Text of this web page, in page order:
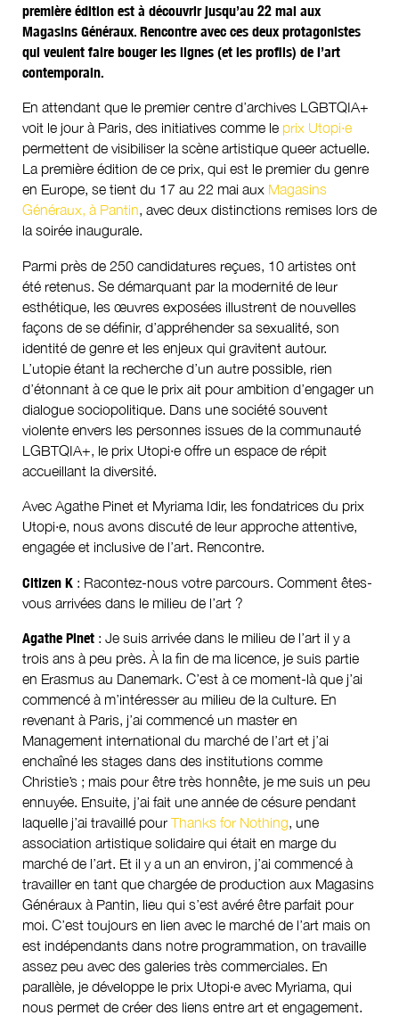
première édition est à découvrir jusqu’au 22 mai aux
Magasins Généraux. Rencontre avec ces deux protagonistes
qui veulent faire bouger les lignes (et les profils) de l’art
contemporain.
En attendant que le premier centre d’archives LGBTQIA+
voit le jour à Paris, des initiatives comme le prix ​​Utopi·e
permettent de visibiliser la scène artistique queer actuelle.
La première édition de ce prix, qui est le premier du genre
en Europe, se tient du 17 au 22 mai aux Magasins
Généraux, à Pantin, avec deux distinctions remises lors de
la soirée inaugurale.
Parmi près de 250 candidatures reçues, 10 artistes ont
été retenus. Se démarquant par la modernité de leur
esthétique, les œuvres exposées illustrent de nouvelles
façons de se définir, d’appréhender sa sexualité, son
identité de genre et les enjeux qui gravitent autour.
L’utopie étant la recherche d’un autre possible, rien
d’étonnant à ce que le prix ait pour ambition d’engager un
dialogue sociopolitique. Dans une société souvent
violente envers les personnes issues de la communauté
LGBTQIA+, le prix ​​Utopi·e offre un espace de répit
accueillant la diversité.
Avec Agathe Pinet et Myriama Idir, les fondatrices du prix ​​
Utopi·e, nous avons discuté de leur approche attentive,
engagée et inclusive de l’art. Rencontre.
Citizen K : Racontez-nous votre parcours. Comment êtes-
vous arrivées dans le milieu de l’art ?
Agathe Pinet : Je suis arrivée dans le milieu de l’art il y a
trois ans à peu près. À la fin de ma licence, je suis partie
en Erasmus au Danemark. C’est à ce moment-là que j’ai
commencé à m’intéresser au milieu de la culture. En
revenant à Paris, j’ai commencé un master en
Management international du marché de l’art et j’ai
enchaîné les stages dans des institutions comme
Christie’s ; mais pour être très honnête, je me suis un peu
ennuyée. Ensuite, j’ai fait une année de césure pendant
laquelle j’ai travaillé pour Thanks for Nothing, une
association artistique solidaire qui était en marge du
marché de l’art. Et il y a un an environ, j’ai commencé à
travailler en tant que chargée de production aux Magasins
Généraux à Pantin, lieu qui s’est avéré être parfait pour
moi. C’est toujours en lien avec le marché de l’art mais on
est indépendants dans notre programmation, on travaille
assez peu avec des galeries très commerciales. En
parallèle, je développe le prix Utopi·e avec Myriama, qui
nous permet de créer des liens entre art et engagement.